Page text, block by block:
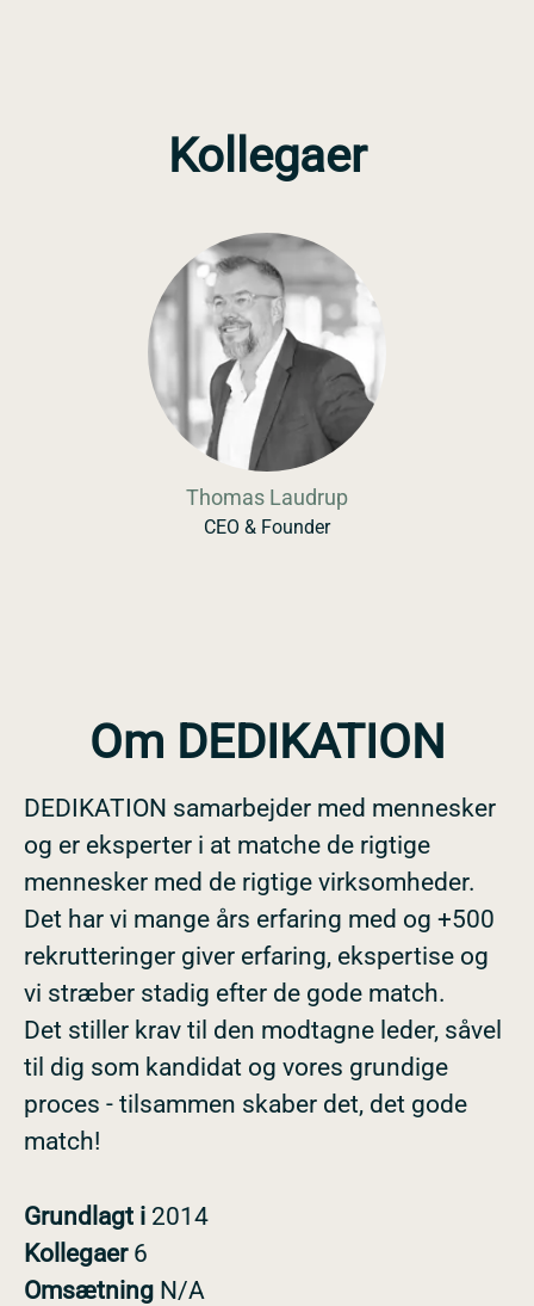
Kollegaer
Thomas Laudrup
CEO & Founder
Om DEDIKATION
DEDIKATION samarbejder med mennesker
og er eksperter i at matche de rigtige
mennesker med de rigtige virksomheder.
Det har vi mange års erfaring med og +500
rekrutteringer giver erfaring, ekspertise og
vi stræber stadig efter de gode match.
Det stiller krav til den modtagne leder, såvel
til dig som kandidat og vores grundige
proces - tilsammen skaber det, det gode
match!
Grundlagt i 2014
Kollegaer 6
Omsætning N/A